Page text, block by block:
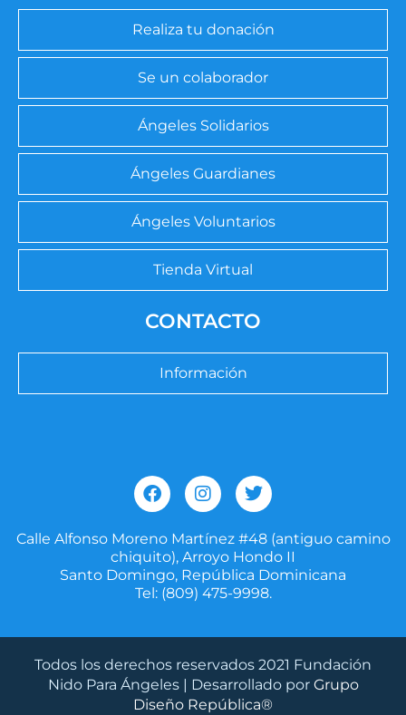
Realiza tu donación
Se un colaborador
Ángeles Solidarios
Ángeles Guardianes
Ángeles Voluntarios
Tienda Virtual
CONTACTO
Información
F
a
e
b
o
o
I
n
t
a
g
r
T
w
t
t
e
r
Calle Alfonso Moreno Martínez #48 (antiguo camino
chiquito), Arroyo Hondo II
Santo Domingo, República Dominicana
Tel: (809) 475-9998.
Todos los derechos reservados 2021 Fundación
Nido Para Ángeles | Desarrollado por Grupo
Diseño República®